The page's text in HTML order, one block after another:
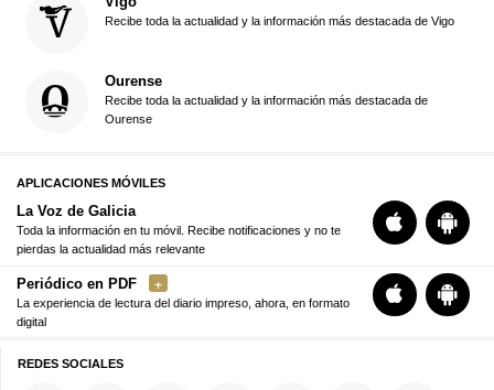
Recibe toda la actualidad y la información más destacada de Vigo
Ourense
Recibe toda la actualidad y la información más destacada de
Ourense
APLICACIONES MÓVILES
La Voz de Galicia
Toda la información en tu móvil. Recibe notificaciones y no te
pierdas la actualidad más relevante
Periódico en PDF
La experiencia de lectura del diario impreso, ahora, en formato
digital
REDES SOCIALES